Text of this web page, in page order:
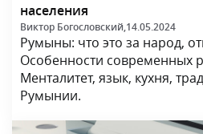
населения
Виктор Богословский,14.05.2024
Румыны: что это за народ,
Особенности современных
Менталитет, язык, кухня,
Румынии.